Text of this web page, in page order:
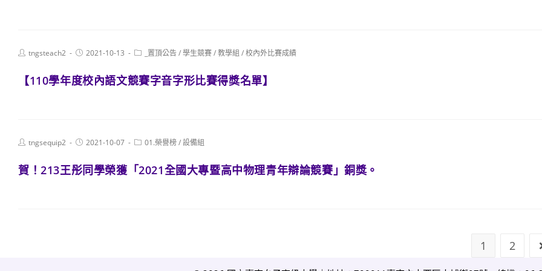
Posttngsteach2
Post2021-10-13
Post _置頂公告/學生競賽/教學組 /校內外比賽成績
【110學年度校內語文競賽字音字形比賽得獎名單】
Posttngsequip2
Post2021-10-07
Post01.榮譽榜/設備組
賀！213王彤同學榮獲「2021全國大專暨高中物理青年辯論競賽」銅獎。
1 2